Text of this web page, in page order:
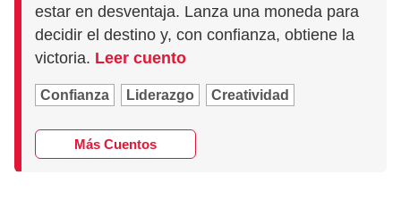
estar en desventaja. Lanza una moneda para
decidir el destino y, con confianza, obtiene la
victoria. Leer cuento
Confianza Liderazgo Creatividad
Más Cuentos